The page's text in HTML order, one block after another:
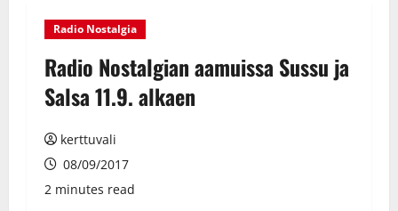
Radio Nostalgia
Radio Nostalgian aamuissa Sussu ja
Salsa 11.9. alkaen
kerttuvali
08/09/2017
2 minutes read